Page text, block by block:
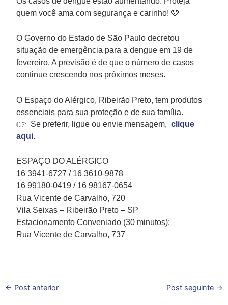
quem você ama com segurança e carinho! 🩷
O Governo do Estado de São Paulo decretou
situação de emergência para a dengue em 19 de
fevereiro. A previsão é de que o número de casos
continue crescendo nos próximos meses.
O Espaço do Alérgico, Ribeirão Preto, tem produtos
essenciais para sua proteção e de sua família.
👉 Se preferir, ligue ou envie mensagem,clique
aqui.
ESPAÇO DO ALÉRGICO
16 3941-6727 / 16 3610-9878
16 99180-0419 / 16 98167-0654
Rua Vicente de Carvalho, 720
Vila Seixas – Ribeirão Preto – SP
Estacionamento Conveniado (30 minutos):
Rua Vicente de Carvalho, 737
← Post anterior Post seguinte →